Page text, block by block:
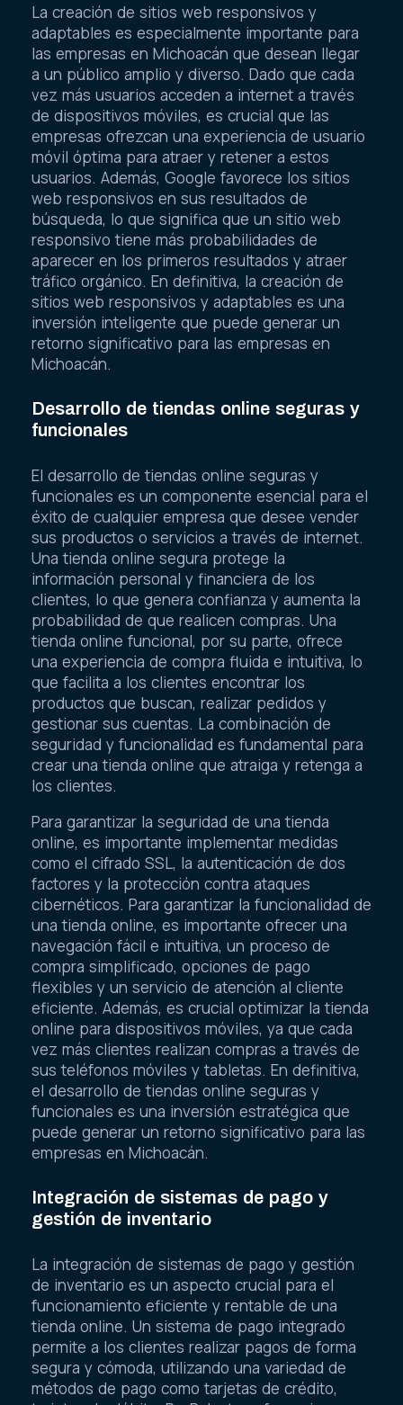
La creación de sitios web responsivos y
adaptables es especialmente importante para
las empresas en Michoacán que desean llegar
a un público amplio y diverso. Dado que cada
vez más usuarios acceden a internet a través
de dispositivos móviles, es crucial que las
empresas ofrezcan una experiencia de usuario
móvil óptima para atraer y retener a estos
usuarios. Además, Google favorece los sitios
web responsivos en sus resultados de
búsqueda, lo que significa que un sitio web
responsivo tiene más probabilidades de
aparecer en los primeros resultados y atraer
tráfico orgánico. En definitiva, la creación de
sitios web responsivos y adaptables es una
inversión inteligente que puede generar un
retorno significativo para las empresas en
Michoacán.
Desarrollo de tiendas online seguras y
funcionales
El desarrollo de tiendas online seguras y
funcionales es un componente esencial para el
éxito de cualquier empresa que desee vender
sus productos o servicios a través de internet.
Una tienda online segura protege la
información personal y financiera de los
clientes, lo que genera confianza y aumenta la
probabilidad de que realicen compras. Una
tienda online funcional, por su parte, ofrece
una experiencia de compra fluida e intuitiva, lo
que facilita a los clientes encontrar los
productos que buscan, realizar pedidos y
gestionar sus cuentas. La combinación de
seguridad y funcionalidad es fundamental para
crear una tienda online que atraiga y retenga a
los clientes.
Para garantizar la seguridad de una tienda
online, es importante implementar medidas
como el cifrado SSL, la autenticación de dos
factores y la protección contra ataques
cibernéticos. Para garantizar la funcionalidad de
una tienda online, es importante ofrecer una
navegación fácil e intuitiva, un proceso de
compra simplificado, opciones de pago
flexibles y un servicio de atención al cliente
eficiente. Además, es crucial optimizar la tienda
online para dispositivos móviles, ya que cada
vez más clientes realizan compras a través de
sus teléfonos móviles y tabletas. En definitiva,
el desarrollo de tiendas online seguras y
funcionales es una inversión estratégica que
puede generar un retorno significativo para las
empresas en Michoacán.
Integración de sistemas de pago y
gestión de inventario
La integración de sistemas de pago y gestión
de inventario es un aspecto crucial para el
funcionamiento eficiente y rentable de una
tienda online. Un sistema de pago integrado
permite a los clientes realizar pagos de forma
segura y cómoda, utilizando una variedad de
métodos de pago como tarjetas de crédito,